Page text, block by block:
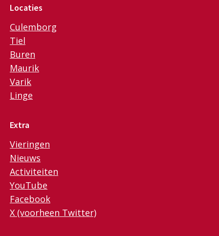
Locaties
Culemborg
Tiel
Buren
Maurik
Varik
Linge
Extra
Vieringen
Nieuws
Activiteiten
YouTube
Facebook
X (voorheen Twitter)